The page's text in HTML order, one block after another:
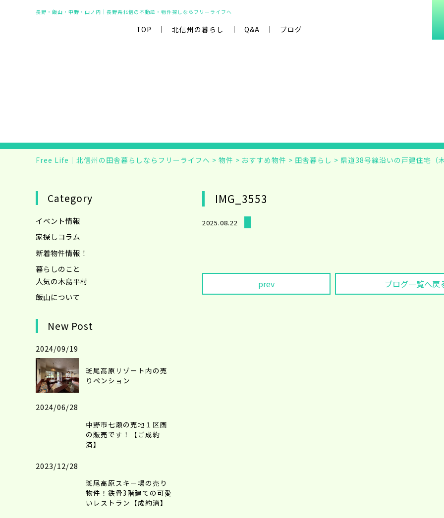
長野・飯山・中野・山ノ内｜長野県北信の不動産・物件探しならフリーライフへ
TOP 北信州の暮らし Q&A ブログ
Free Life｜北信州の田舎暮らしならフリーライフへ > 物件 > おすすめ物件 > 田舎暮らし > 県道38号線沿いの戸建住宅（
IMG_3553
2025.08.22
prev ブログ一覧へ戻
Category
イベント情報
家探しコラム
新着物件情報！
暮らしのこと
人気の木島平村
飯山について
New Post
2024/09/19
斑尾高原リゾート内の売
りペンション
2024/06/28
中野市七瀬の売地１区画
の販売です！【ご成約
済】
2023/12/28
斑尾高原スキー場の売り
物件！鉄骨3階建ての可愛
いレストラン【成約済】